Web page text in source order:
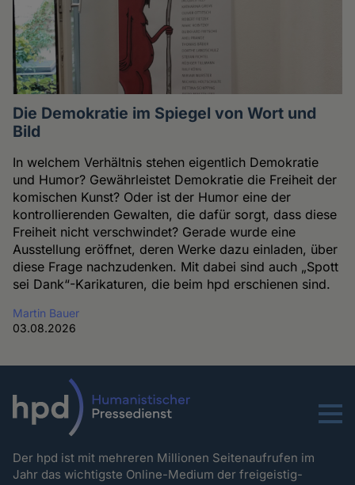
Die Demokratie im Spiegel von Wort und
Bild
In welchem Verhältnis stehen eigentlich Demokratie
und Humor? Gewährleistet Demokratie die Freiheit der
komischen Kunst? Oder ist der Humor eine der
kontrollierenden Gewalten, die dafür sorgt, dass diese
Freiheit nicht verschwindet? Gerade wurde eine
Ausstellung eröffnet, deren Werke dazu einladen, über
diese Frage nachzudenken. Mit dabei sind auch „Spott
sei Dank“-Karikaturen, die beim hpd erschienen sind.
Martin Bauer
03.08.2026
Menu
Der hpd ist mit mehreren Millionen Seitenaufrufen im
Jahr das wichtigste Online-Medium der freigeistig-